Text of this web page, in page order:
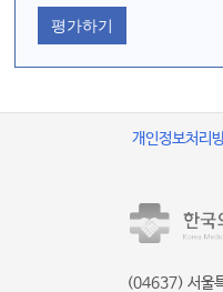
평가하기
개인정보처리
(04637) 서울